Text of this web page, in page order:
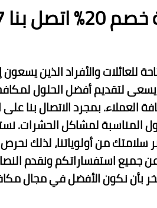
للعائلات والأفراد الذين
لتقديم أفضل الحلول
لمشاكل الحشرات.
من أولوياتنا، لذلك
جميع استفساراتكم ونقدم
نكون الأفضل في مجال